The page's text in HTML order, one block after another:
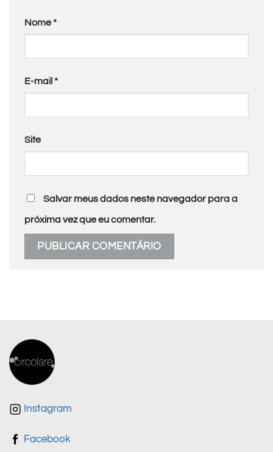
Nome*
E-mail *
Site
Salvar meus dados neste navegador para a
próxima vez que eu comentar.
Instagram
Facebook